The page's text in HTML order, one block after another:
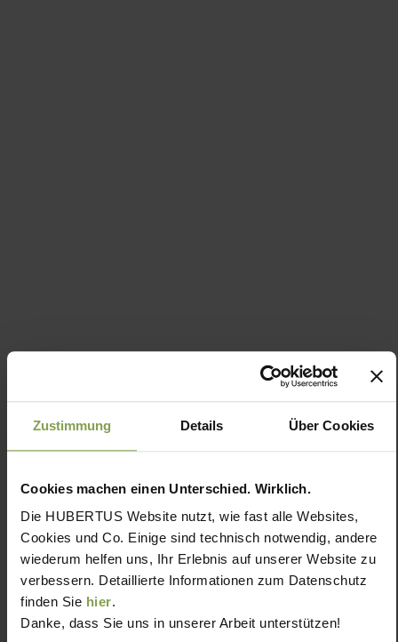
Zustimmung Details Über Cookies
Cookies machen einen Unterschied. Wirklich.
Die HUBERTUS Website nutzt, wie fast alle Websites,
Cookies und Co. Einige sind technisch notwendig, andere
wiederum helfen uns, Ihr Erlebnis auf unserer Website zu
verbessern. Detaillierte Informationen zum Datenschutz
finden Sie hier.
Danke, dass Sie uns in unserer Arbeit unterstützen!